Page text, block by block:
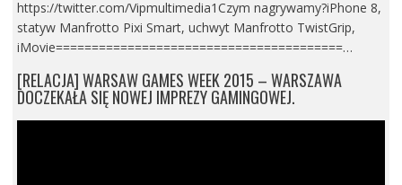
https://twitter.com/Vipmultimedia1Czym nagrywamy?iPhone 8,
statyw Manfrotto Pixi Smart, uchwyt Manfrotto TwistGrip,
iMovie========================================…
[RELACJA] WARSAW GAMES WEEK 2015 – WARSZAWA
DOCZEKAŁA SIĘ NOWEJ IMPREZY GAMINGOWEJ.